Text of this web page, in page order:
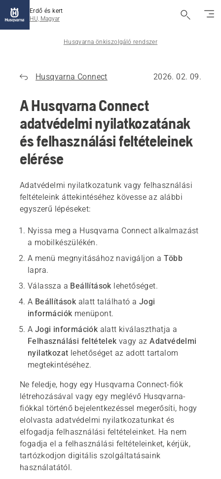
Erdő és kert
HU, Magyar
Husqvarna önkiszolgáló rendszer
Husqvarna Connect 2026. 02. 09.
A Husqvarna Connect
adatvédelmi nyilatkozatának
és felhasználási feltételeinek
elérése
Adatvédelmi nyilatkozatunk vagy felhasználási
feltételeink áttekintéséhez kövesse az alábbi
egyszerű lépéseket:
Nyissa meg a Husqvarna Connect alkalmazást
a mobilkészülékén.
A menü megnyitásához navigáljon a Több
lapra.
Válassza a Beállítások lehetőséget.
A Beállítások alatt található a Jogi
információk menüpont.
A Jogi információk alatt kiválaszthatja a
Felhasználási feltételek vagy azAdatvédelmi
nyilatkozat lehetőséget az adott tartalom
megtekintéséhez.
Ne feledje, hogy egy Husqvarna Connect-fiók
létrehozásával vagy egy meglévő Husqvarna-
fiókkal történő bejelentkezéssel megerősíti, hogy
elolvasta adatvédelmi nyilatkozatunkat és
elfogadja felhasználási feltételeinket. Ha nem
fogadja el a felhasználási feltételeinket, kérjük,
tartózkodjon digitális szolgáltatásaink
használatától.